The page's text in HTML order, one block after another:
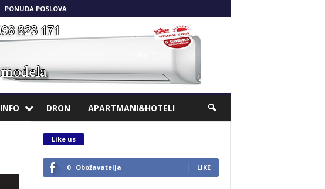
PONUDA POSLOVA
INFO DRON APARTMANI&HOTELI
Like us
0 Obožavatelja LIKE